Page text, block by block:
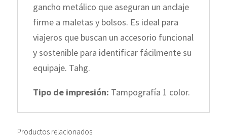
gancho metálico que aseguran un anclaje
firme a maletas y bolsos. Es ideal para
viajeros que buscan un accesorio funcional
y sostenible para identificar fácilmente su
equipaje. Tahg.
Tipo de impresión: Tampografía 1 color.
Productos relacionados